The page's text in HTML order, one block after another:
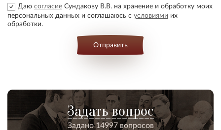
Даю согласие Сундакову В.В. на хранение и обработку моих
персональных данных и соглашаюсь с условиями их
обработки.
Отправить
Задать вопрос
Задано 14997 вопросов